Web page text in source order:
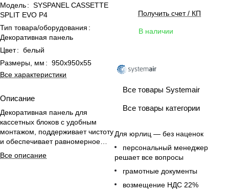
Модель: SYSPANEL CASSETTE
SPLIT EVO P4
Тип товара/оборудования :
Декоративная панель
Цвет: белый
Размеры, мм : 950x950x55
Все характеристики
Описание
Декоративная панель для
кассетных блоков с удобным
монтажом, поддерживает чистоту
и обеспечивает равномерное
распределение воздуха в
помещении.
Все описание
Получить счет / КП
В наличии
Все товары Systemair
Все товары категории
Для юрлиц — без наценок
персональный менеджер
решает все вопросы
грамотные документы
возмещение НДС 22%